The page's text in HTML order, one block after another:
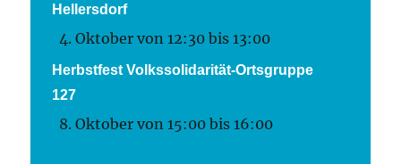
Hellersdorf
4. Oktober von 12:30 bis13:00
Herbstfest Volkssolidarität-Ortsgruppe
127
8. Oktober von 15:00 bis16:00